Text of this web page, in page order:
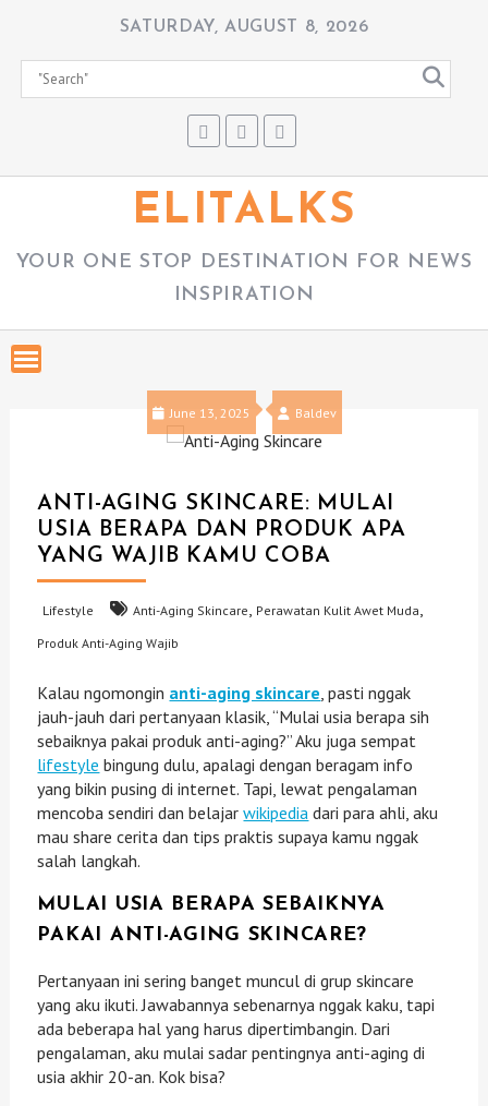
SATURDAY, AUGUST 8, 2026
ELITALKS
YOUR ONE STOP DESTINATION FOR NEWS
INSPIRATION
June 13, 2025 Baldev
ANTI-AGING SKINCARE: MULAI
USIA BERAPA DAN PRODUK APA
YANG WAJIB KAMU COBA
Lifestyle Anti-Aging Skincare, Perawatan Kulit Awet Muda,
Produk Anti-Aging Wajib
Kalau ngomongin anti-aging skincare, pasti nggak
jauh-jauh dari pertanyaan klasik, “Mulai usia berapa sih
sebaiknya pakai produk anti-aging?” Aku juga sempat
lifestyle bingung dulu, apalagi dengan beragam info
yang bikin pusing di internet. Tapi, lewat pengalaman
mencoba sendiri dan belajarwikipedia dari para ahli, aku
mau share cerita dan tips praktis supaya kamu nggak
salah langkah.
MULAI USIA BERAPA SEBAIKNYA
PAKAI ANTI-AGING SKINCARE?
Pertanyaan ini sering banget muncul di grup skincare
yang aku ikuti. Jawabannya sebenarnya nggak kaku, tapi
ada beberapa hal yang harus dipertimbangin. Dari
pengalaman, aku mulai sadar pentingnya anti-aging di
usia akhir 20-an. Kok bisa?